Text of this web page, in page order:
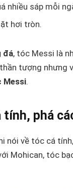
nhiều sáp mỗi
hơi tròn.
đá, tóc Messi là
tượng nhưng
Messi.
tính, phá
nói về tóc cá
Mohican, tóc